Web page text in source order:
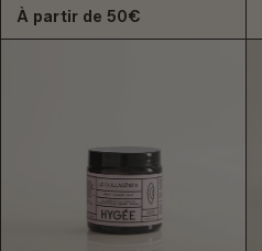
À partir de 50€